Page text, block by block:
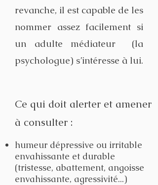
revanche, il est capable de les
nommer assez facilement si
un adulte médiateur (la
psychologue) s’intéresse à lui.
Ce qui doit alerter et amener
à consulter :
humeur dépressive ou irritable
envahissante et durable
(tristesse, abattement, angoisse
envahissante, agressivité...)